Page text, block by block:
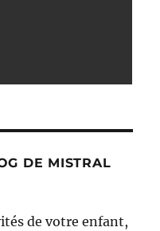
DE MISTRAL
de votre enfant,